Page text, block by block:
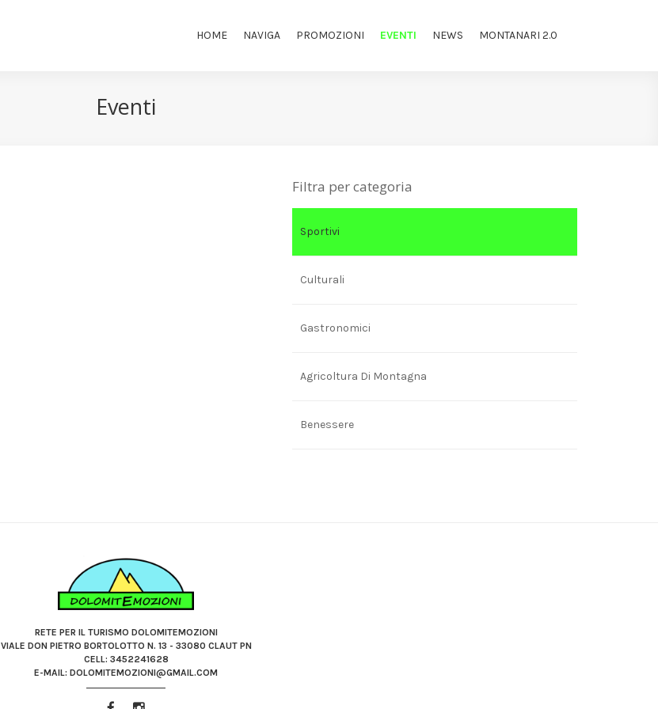
HOME NAVIGA PROMOZIONI EVENTI NEWS MONTANARI 2.0
Eventi
Filtra per categoria
Sportivi
Culturali
Gastronomici
Agricoltura Di Montagna
Benessere
RETE PER IL TURISMO DOLOMITEMOZIONI
VIALE DON PIETRO BORTOLOTTO N. 13 - 33080 CLAUT PN
CELL: 3452241628
E-MAIL: DOLOMITEMOZIONI@GMAIL.COM